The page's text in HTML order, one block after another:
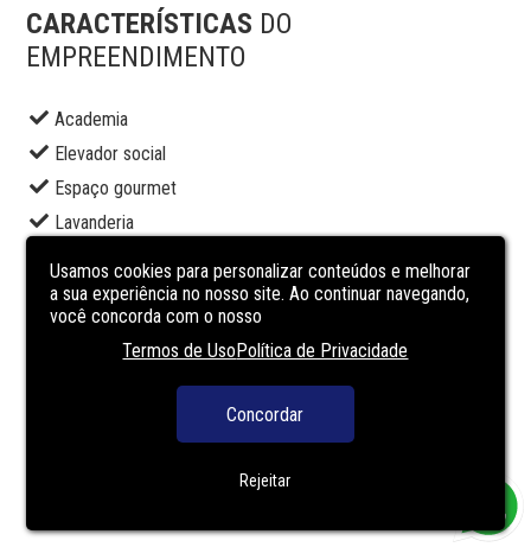
CARACTERÍSTICAS DO
EMPREENDIMENTO
Academia
Elevador social
Espaço gourmet
Lavanderia
Pet place
Piscina adulto
Playground
Usamos cookies para personalizar conteúdos e melhorar
a sua experiência no nosso site. Ao continuar navegando,
você concorda com o nosso
Termos de UsoPolítica de Privacidade
Concordar
Rejeitar